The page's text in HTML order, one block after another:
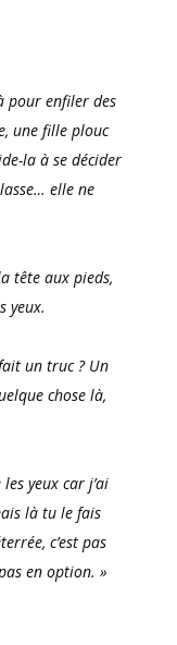
pour enfiler des
une fille plouc
la à se décider
elle ne
tête aux pieds,
yeux.
un truc ? Un
chose là,
yeux car j’ai
là tu le fais
c’est pas
en option. »